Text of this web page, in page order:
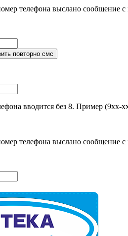
телефона выслано сообщение
вводится без 8. Пример (9хх-
телефона выслано сообщение